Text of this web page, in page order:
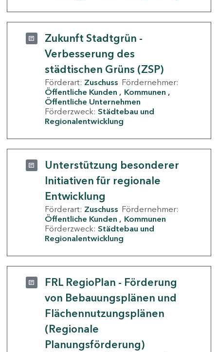
Zukunft Stadtgrün -
Verbesserung des
städtischen Grüns (ZSP)
Förderart: Zuschuss Fördernehmer:
Öffentliche Kunden
Kommunen
Öffentliche Unternehmen
Förderzweck: Städtebau und
Regionalentwicklung
Unterstützung besonderer
Initiativen für regionale
Entwicklung
Förderart: Zuschuss Fördernehmer:
Öffentliche Kunden
Kommunen
Förderzweck: Städtebau und
Regionalentwicklung
FRL RegioPlan - Förderung
von Bebauungsplänen und
Flächennutzungsplänen
(Regionale
Planungsförderung)